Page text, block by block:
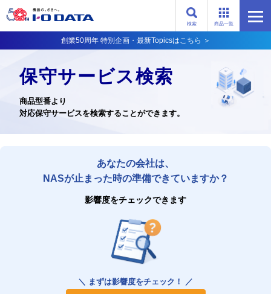
商品一覧
検索
創業50周年 特別企画・最新Topicsはこちら ＞
保守サービス検索
商品型番より
対応保守サービスを検索することができます。
あなたの会社は、
NASが止まった時の準備できていますか？
影響度をチェックできます
＼ まずは影響度をチェック！ ／